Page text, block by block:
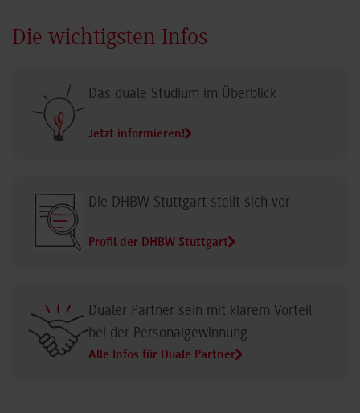
Die wichtigsten Infos
Das duale Studium im Überblick
Jetzt informieren!
Die DHBW Stuttgart stellt sich vor
Profil der DHBW Stuttgart
Dualer Partner sein mit klarem Vorteil
bei der Personalgewinnung
Alle Infos für Duale Partner